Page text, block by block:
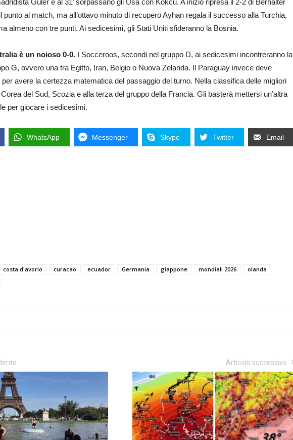
Guler e al 31’ sorpassano gli Usa con Kokcu. A inizio ripresa il 2-2 di Berhalter
punto al match, ma all’ottavo minuto di recupero Ayhan regala il successo alla Turchia,
almeno con tre punti. Ai sedicesimi, gli Stati Uniti sfideranno la Bosnia.
è un noioso 0-0. I Socceroos, secondi nel gruppo D, ai sedicesimi incontreranno la
G, ovvero una tra Egitto, Iran, Belgio o Nuova Zelanda. Il Paraguay invece deve
avere la certezza matematica del passaggio del turno. Nella classifica delle migliori
del Sud, Scozia e alla terza del gruppo della Francia. Gli basterà mettersi un’altra
per giocare i sedicesimi.
WhatsApp Messenger Skype Twitter Email
costa d'avorio curacao ecuador Germania giappone mondiali 2026
olanda
Articolo successivo